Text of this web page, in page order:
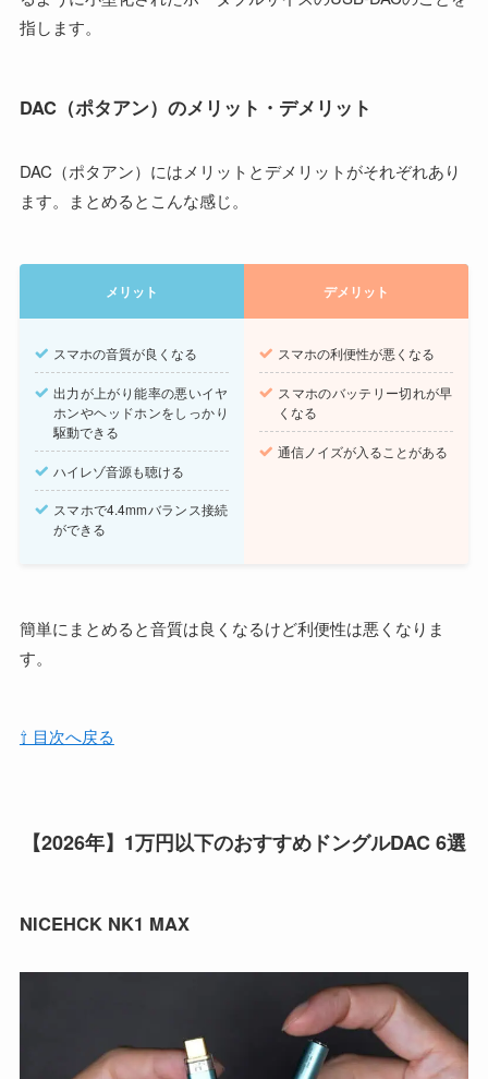
指します。
DAC（ポタアン）のメリット・デメリット
DAC（ポタアン）にはメリットとデメリットがそれぞれあり
ます。まとめるとこんな感じ。
メリット デメリット
スマホの音質が良くなる
出力が上がり能率の悪いイヤ
ホンやヘッドホンをしっかり
駆動できる
ハイレゾ音源も聴ける
スマホで4.4mmバランス接続
ができる
スマホの利便性が悪くなる
スマホのバッテリー切れが早
くなる
通信ノイズが入ることがある
簡単にまとめると音質は良くなるけど利便性は悪くなりま
す。
⇧ 目次へ戻る
【2026年】1万円以下のおすすめドングルDAC 6選
NICEHCK NK1 MAX